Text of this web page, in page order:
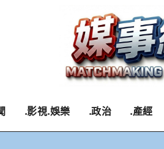
.影視.娛樂 .政治 .產經